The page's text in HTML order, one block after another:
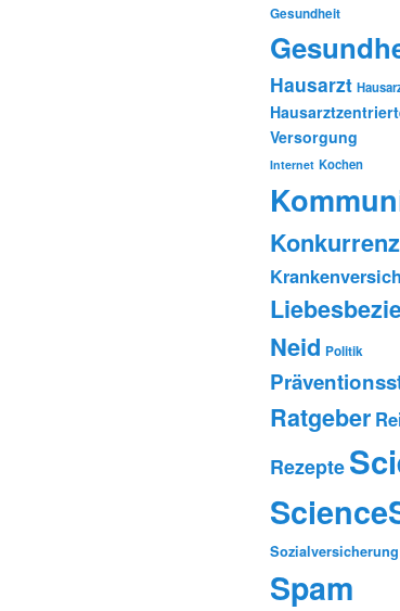
Gesundheit
Hausarzt
Versorgung
Internet Kochen
Konkurrenz
Neid Politik
Ratgeber
Rezepte
Sozialversicherung
Spam